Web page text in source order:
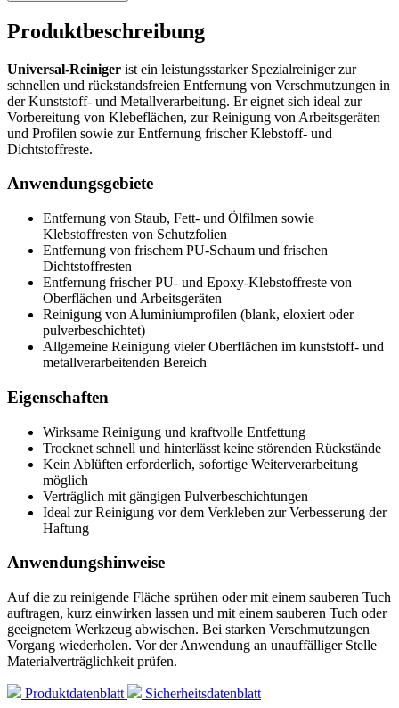
Produktbeschreibung
Universal-Reiniger ist ein leistungsstarker Spezialreiniger zur
schnellen und rückstandsfreien Entfernung von Verschmutzungen in
der Kunststoff- und Metallverarbeitung. Er eignet sich ideal zur
Vorbereitung von Klebeflächen, zur Reinigung von Arbeitsgeräten
und Profilen sowie zur Entfernung frischer Klebstoff‑ und
Dichtstoffreste.
Anwendungsgebiete
Entfernung von Staub, Fett‑ und Ölfilmen sowie
Klebstoffresten von Schutzfolien
Entfernung von frischem PU‑Schaum und frischen
Dichtstoffresten
Entfernung frischer PU‑ und Epoxy‑Klebstoffreste von
Oberflächen und Arbeitsgeräten
Reinigung von Aluminiumprofilen (blank, eloxiert oder
pulverbeschichtet)
Allgemeine Reinigung vieler Oberflächen im kunststoff‑ und
metallverarbeitenden Bereich
Eigenschaften
Wirksame Reinigung und kraftvolle Entfettung
Trocknet schnell und hinterlässt keine störenden Rückstände
Kein Ablüften erforderlich, sofortige Weiterverarbeitung
möglich
Verträglich mit gängigen Pulverbeschichtungen
Ideal zur Reinigung vor dem Verkleben zur Verbesserung der
Haftung
Anwendungshinweise
Auf die zu reinigende Fläche sprühen oder mit einem sauberen Tuch
auftragen, kurz einwirken lassen und mit einem sauberen Tuch oder
geeignetem Werkzeug abwischen. Bei starken Verschmutzungen
Vorgang wiederholen. Vor der Anwendung an unauffälliger Stelle
Materialverträglichkeit prüfen.
Produktdatenblatt Sicherheitsdatenblatt